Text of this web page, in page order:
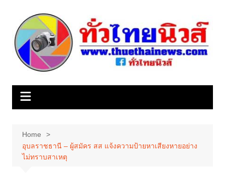
content
Home
อุบลราชธานี – ผู้สมัคร สส แจ้งความป้ายหาเสียงหายอย่าง
ไม่ทราบสาเหตุ